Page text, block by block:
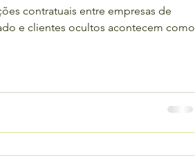
contratuais entre empresas de
e clientes ocultos acontecem como